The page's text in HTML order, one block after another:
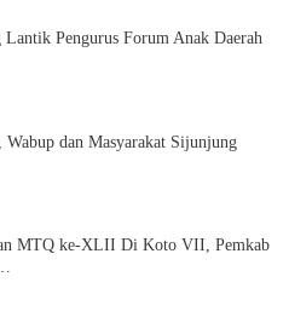
Pengurus Forum Anak Daerah
Wabup dan Masyarakat Sijunjung
MTQ ke-XLII Di Koto VII, Pemkab